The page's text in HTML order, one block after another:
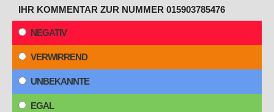
IHR KOMMENTAR ZUR NUMMER 015903785476
NEGATIV
VERWIRREND
UNBEKANNTE
EGAL